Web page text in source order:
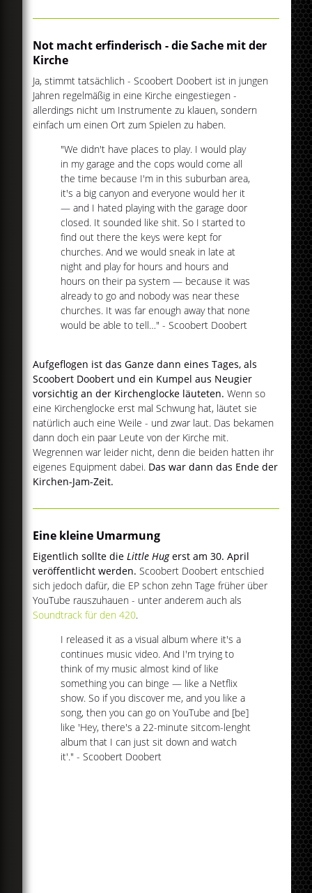
Not macht erfinderisch - die Sache mit der
Kirche
Ja, stimmt tatsächlich - Scoobert Doobert ist in jungen
Jahren regelmäßig in eine Kirche eingestiegen -
allerdings nicht um Instrumente zu klauen, sondern
einfach um einen Ort zum Spielen zu haben.
"We didn't have places to play. I would play
in my garage and the cops would come all
the time because I'm in this suburban area,
it's a big canyon and everyone would her it
— and I hated playing with the garage door
closed. It sounded like shit. So I started to
find out there the keys were kept for
churches. And we would sneak in late at
night and play for hours and hours and
hours on their pa system — because it was
already to go and nobody was near these
churches. It was far enough away that none
would be able to tell…" - Scoobert Doobert
Aufgeflogen ist das Ganze dann eines Tages, als
Scoobert Doobert und ein Kumpel aus Neugier
vorsichtig an der Kirchenglocke läuteten. Wenn so
eine Kirchenglocke erst mal Schwung hat, läutet sie
natürlich auch eine Weile - und zwar laut. Das bekamen
dann doch ein paar Leute von der Kirche mit.
Wegrennen war leider nicht, denn die beiden hatten ihr
eigenes Equipment dabei. Das war dann das Ende der
Kirchen-Jam-Zeit.
Eine kleine Umarmung
Eigentlich sollte die Little Hugerst am 30. April
veröffentlicht werden. Scoobert Doobert entschied
sich jedoch dafür, die EP schon zehn Tage früher über
YouTube rauszuhauen - unter anderem auch als
Soundtrack für den 420.
I released it as a visual album where it's a
continues music video. And I'm trying to
think of my music almost kind of like
something you can binge — like a Netflix
show. So if you discover me, and you like a
song, then you can go on YouTube and [be]
like 'Hey, there's a 22-minute sitcom-lenght
album that I can just sit down and watch
it'." - Scoobert Doobert